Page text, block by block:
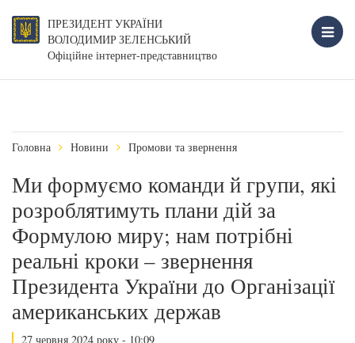
ПРЕЗИДЕНТ УКРАЇНИ
ВОЛОДИМИР ЗЕЛЕНСЬКИЙ
Офіційне інтернет-представництво
Головна Новини Промови та звернення
Ми формуємо команди й групи, які
розроблятимуть плани дій за
Формулою миру; нам потрібні
реальні кроки – звернення
Президента України до Організації
американських держав
27 червня 2024 року - 10:09